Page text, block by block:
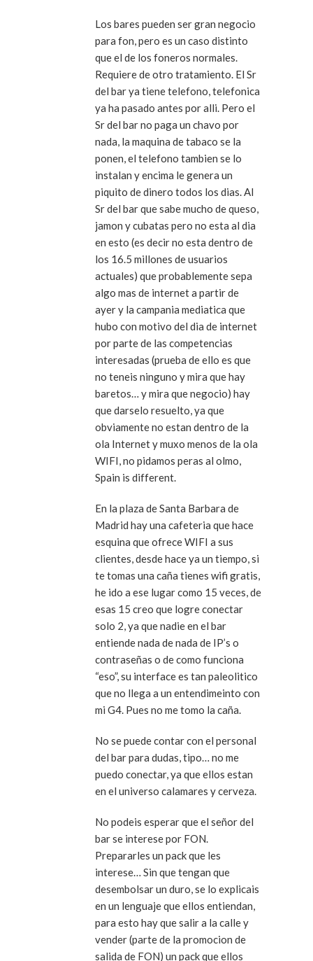
Los bares pueden ser gran negocio
para fon, pero es un caso distinto
que el de los foneros normales.
Requiere de otro tratamiento. El Sr
del bar ya tiene telefono, telefonica
ya ha pasado antes por alli. Pero el
Sr del bar no paga un chavo por
nada, la maquina de tabaco se la
ponen, el telefono tambien se lo
instalan y encima le genera un
piquito de dinero todos los dias. Al
Sr del bar que sabe mucho de queso,
jamon y cubatas pero no esta al dia
en esto (es decir no esta dentro de
los 16.5 millones de usuarios
actuales) que probablemente sepa
algo mas de internet a partir de
ayer y la campania mediatica que
hubo con motivo del dia de internet
por parte de las competencias
interesadas (prueba de ello es que
no teneis ninguno y mira que hay
baretos… y mira que negocio) hay
que darselo resuelto, ya que
obviamente no estan dentro de la
ola Internet y muxo menos de la ola
WIFI, no pidamos peras al olmo,
Spain is different.
En la plaza de Santa Barbara de
Madrid hay una cafeteria que hace
esquina que ofrece WIFI a sus
clientes, desde hace ya un tiempo, si
te tomas una caña tienes wifi gratis,
he ido a ese lugar como 15 veces, de
esas 15 creo que logre conectar
solo 2, ya que nadie en el bar
entiende nada de nada de IP’s o
contraseñas o de como funciona
“eso”, su interface es tan paleolitico
que no llega a un entendimeinto con
mi G4. Pues no me tomo la caña.
No se puede contar con el personal
del bar para dudas, tipo… no me
puedo conectar, ya que ellos estan
en el universo calamares y cerveza.
No podeis esperar que el señor del
bar se interese por FON.
Prepararles un pack que les
interese… Sin que tengan que
desembolsar un duro, se lo explicais
en un lenguaje que ellos entiendan,
para esto hay que salir a la calle y
vender (parte de la promocion de
salida de FON) un pack que ellos